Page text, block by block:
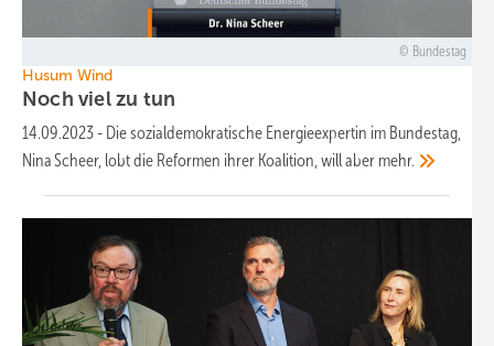
Bundestag
Husum Wind
Noch viel zu tun
14.09.2023 - Die sozialdemokratische Energieexpertin im Bundestag,
Nina Scheer, lobt die Reformen ihrer Koalition, will aber mehr.